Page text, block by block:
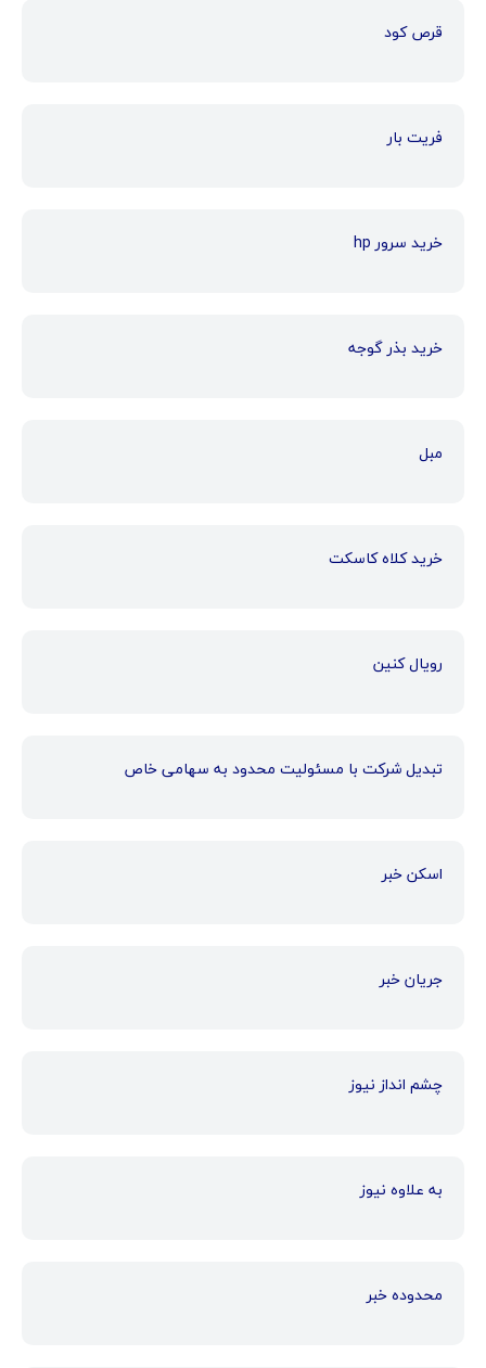
قرص کود
فریت بار
خرید سرور hp
خرید بذر گوجه
مبل
خرید کلاه کاسکت
رویال کنین
تبدیل شرکت با مسئولیت محدود به سهامی خاص
اسکن خبر
جریان خبر
چشم انداز نیوز
به علاوه نیوز
محدوده خبر